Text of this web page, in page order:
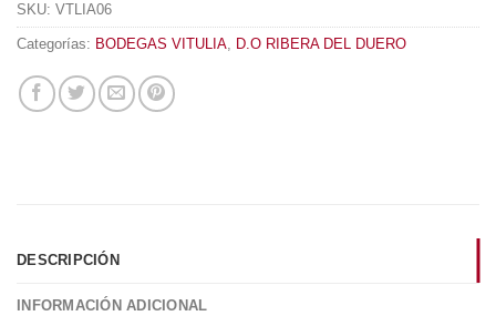
SKU: VTLIA06
Categorías: BODEGAS VITULIA, D.O RIBERA DEL DUERO
DESCRIPCIÓN
INFORMACIÓN ADICIONAL